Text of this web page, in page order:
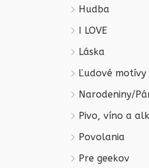
Hudba
I LOVE
Láska
Ľudové motívy
Narodeniny/
Pivo, víno a
Povolania
Pre geekov